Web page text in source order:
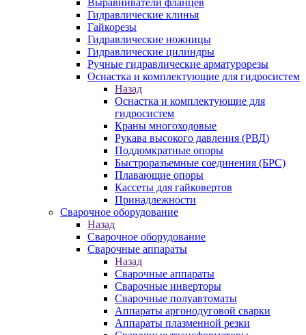
Выравниватели фланцев
Гидравлические клинья
Гайкорезы
Гидравлические ножницы
Гидравлические цилиндры
Ручные гидравлические арматурорезы
Оснастка и комплектующие для гидросистем
Назад
Оснастка и комплектующие для
гидросистем
Краны многоходовые
Рукава высокого давления (РВД)
Поддомкратные опоры
Быстроразъемные соединения (БРС)
Плавающие опоры
Кассеты для гайковертов
Принадлежности
Сварочное оборудование
Назад
Сварочное оборудование
Сварочные аппараты
Назад
Сварочные аппараты
Сварочные инверторы
Сварочные полуавтоматы
Аппараты аргонодуговой сварки
Аппараты плазменной резки